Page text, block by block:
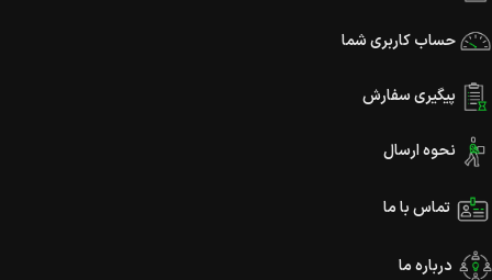
حساب کاربری شما
پیگیری سفارش
نحوه ارسال
تماس با ما
درباره ما